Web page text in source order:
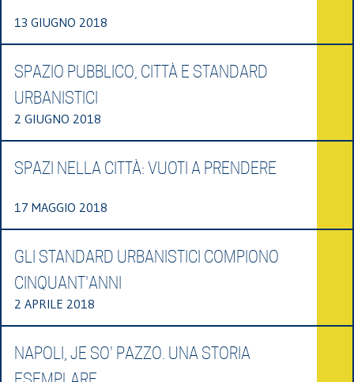
13 GIUGNO 2018
SPAZIO PUBBLICO, CITTÀ E STANDARD
URBANISTICI
2 GIUGNO 2018
SPAZI NELLA CITTÀ: VUOTI A PRENDERE
17 MAGGIO 2018
GLI STANDARD URBANISTICI COMPIONO
CINQUANT'ANNI
2 APRILE 2018
NAPOLI, JE SO' PAZZO. UNA STORIA